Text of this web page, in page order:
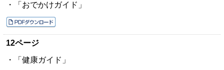
・「おでかけガイド」
12ページ
・「健康ガイド」